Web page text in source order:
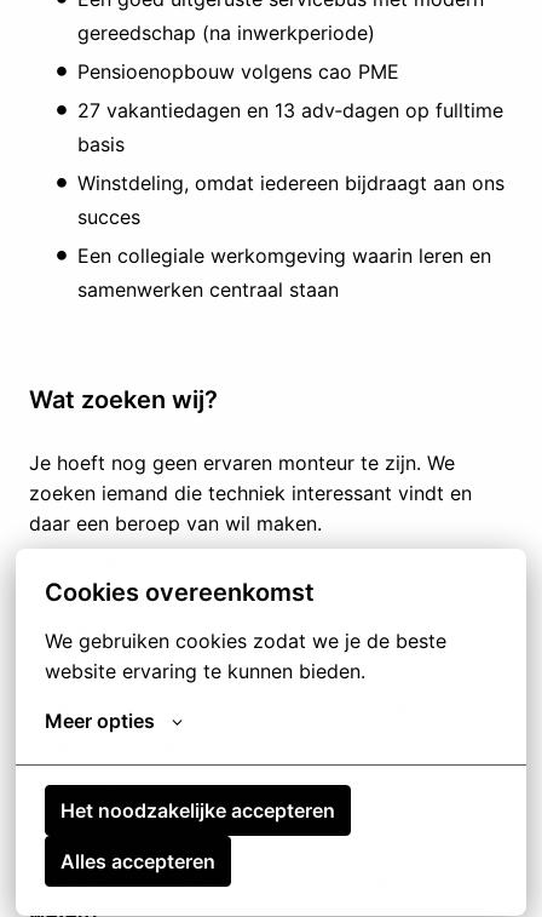
Cookies overeenkomst
We gebruiken cookies zodat we je de beste
website ervaring te kunnen bieden.
Meer opties
Het noodzakelijke accepteren
Alles accepteren
gereedschap (na inwerkperiode)
Pensioenopbouw volgens cao PME
27 vakantiedagen en 13 adv‑dagen op fulltime
basis
Winstdeling, omdat iedereen bijdraagt aan ons
succes
Een collegiale werkomgeving waarin leren en
samenwerken centraal staan
Wat zoeken wij?
Je hoeft nog geen ervaren monteur te zijn. We
zoeken iemand die techniek interessant vindt en
daar een beroep van wil maken.
Interesse in techniek of installatietechniek
Bereidheid om opleidingen en certificaten te
behalen
Je werkt graag samen en durft vragen te
stellen
Heb je interesse in deze vacature of wil je meer